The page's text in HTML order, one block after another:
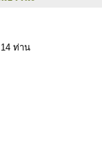
ท่าน